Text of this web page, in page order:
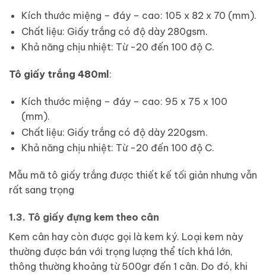
Kích thước miệng – đáy – cao: 105 x 82 x 70 (mm).
Chất liệu: Giấy trắng có độ dày 280gsm.
Khả năng chịu nhiệt: Từ -20 đến 100 độ C.
Tô giấy trắng 480ml :
Kích thước miệng – đáy – cao: 95 x 75 x 100
(mm).
Chất liệu: Giấy trắng có độ dày 220gsm.
Khả năng chịu nhiệt: Từ -20 đến 100 độ C.
Mẫu mã tô giấy trắng được thiết kế tối giản nhưng vẫn
rất sang trọng
1.3. Tô giấy đựng kem theo cân
Kem cân hay còn được gọi là kem ký. Loại kem này
thường được bán với trọng lượng thể tích khá lớn,
thông thường khoảng từ 500gr đến 1 cân. Do đó, khi